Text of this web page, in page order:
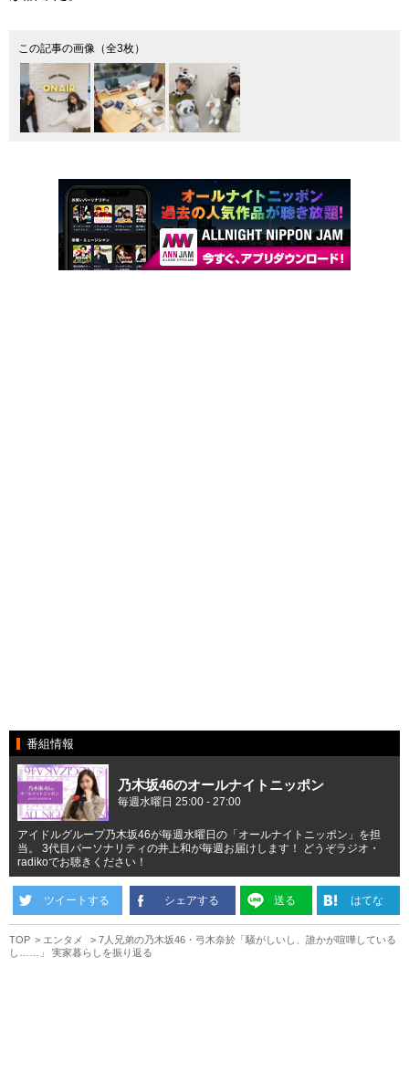
この記事の画像（全3枚）
番組情報
乃木坂46のオールナイトニッポン
毎週水曜日 25:00 - 27:00
アイドルグループ乃木坂46が毎週水曜日の「オールナイトニッポン」を担
当。 3代目パーソナリティの井上和が毎週お届けします！ どうぞラジオ・
radikoでお聴きください！
ツイートする シェアする 送る はてな
TOP エンタメ
7人兄弟の乃木坂46・弓木奈於「騒がしいし、誰かが喧嘩している
し……」 実家暮らしを振り返る